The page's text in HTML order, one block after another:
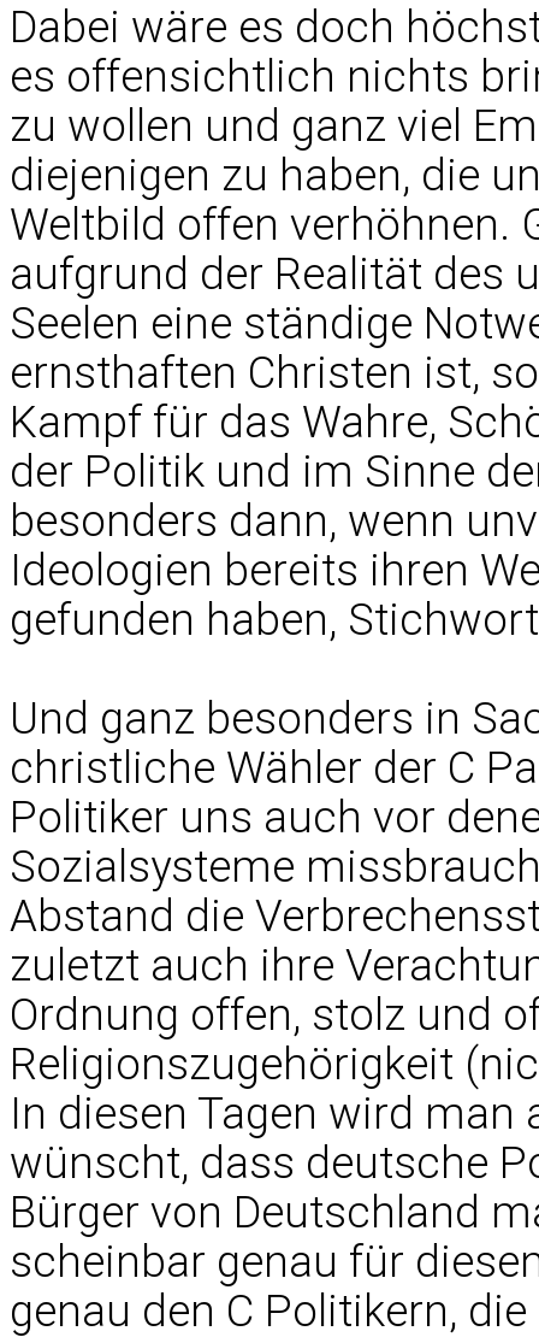
Dabei wäre es doch
es offensichtlich nichts
zu wollen und ganz viel
diejenigen zu haben, die
Weltbild offen verhöhnen.
aufgrund der Realität des
Seelen eine ständige
ernsthaften Christen ist,
Kampf für das Wahre,
der Politik und im Sinne
besonders dann, wenn
Ideologien bereits ihren
gefunden haben, Stichwort
Und ganz besonders in
christliche Wähler der C
Politiker uns auch vor
Sozialsysteme
Abstand die
zuletzt auch ihre
Ordnung offen, stolz und
Religionszugehörigkeit
In diesen Tagen wird man
wünscht, dass deutsche
Bürger von Deutschland
scheinbar genau für
genau den C Politikern,